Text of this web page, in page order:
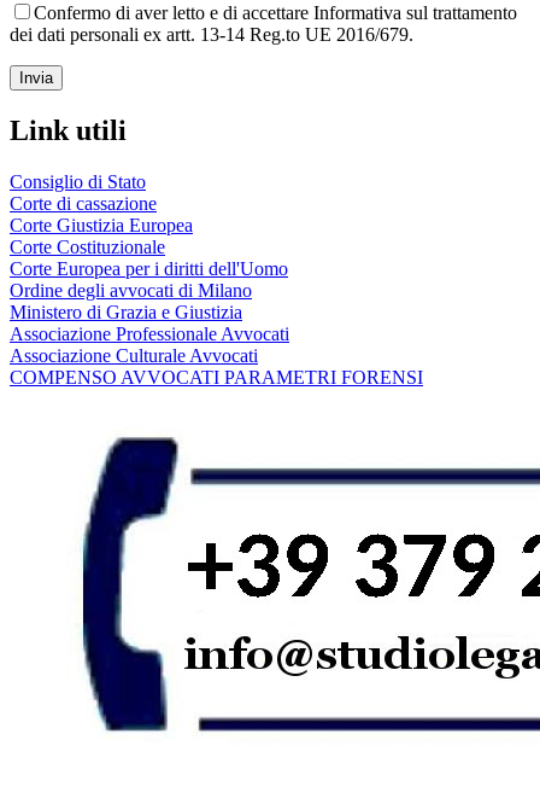
Confermo di aver letto e di accettare Informativa sul trattamento
dei dati personali ex artt. 13-14 Reg.to UE 2016/679.
Link utili
Consiglio di Stato
Corte di cassazione
Corte Giustizia Europea
Corte Costituzionale
Corte Europea per i diritti dell'Uomo
Ordine degli avvocati di Milano
Ministero di Grazia e Giustizia
Associazione Professionale Avvocati
Associazione Culturale Avvocati
COMPENSO AVVOCATI PARAMETRI FORENSI